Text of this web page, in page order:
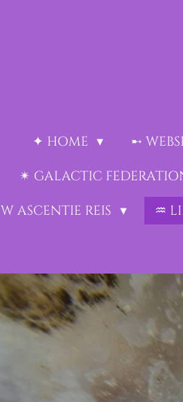
✦ HOME ➸
✴︎ GALACTIC
ASCENTIE REIS
♒︎